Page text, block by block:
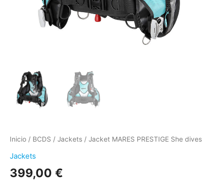
Inicio / BCDS / Jackets / Jacket MARES PRESTIGE She dives
Jackets
399,00 €